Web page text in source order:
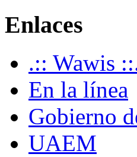
Enlaces
.:: Wawis
En la línea
Gobierno
UAEM